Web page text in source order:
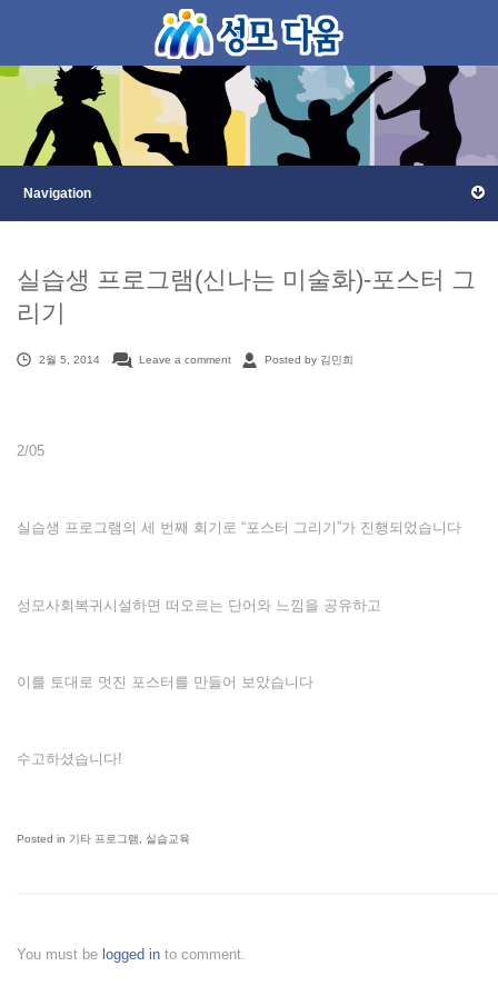
실습생 프로그램(신나는 미술화)-포스터 그
리기
2월 5, 2014 Leave a comment Posted by 김민희
2/05
실습생 프로그램의 세 번째 회기로 “포스터 그리기”가 진행되었습니다
성모사회복귀시설하면 떠오르는 단어와 느낌을 공유하고
이를 토대로 멋진 포스터를 만들어 보았습니다
수고하셨습니다!
Posted in 기타 프로그램 실습교육
You must be logged in to comment.